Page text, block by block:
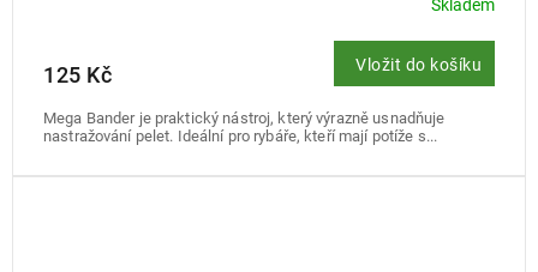
Skladem
125 Kč Vložit do košíku
Mega Bander je praktický nástroj, který výrazně usnadňuje
nastražování pelet. Ideální pro rybáře, kteří mají potíže s...